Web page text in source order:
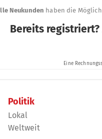
Politik
Lokal
Weltweit